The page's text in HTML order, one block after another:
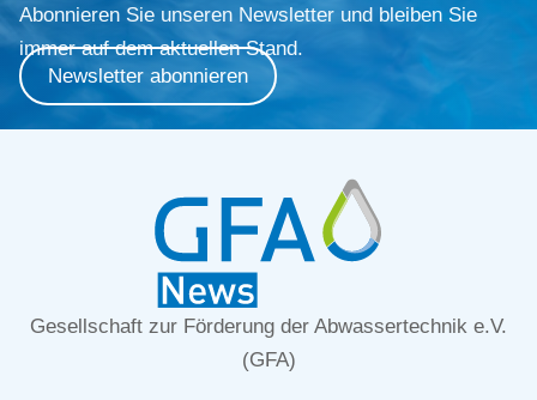
Abonnieren Sie unseren Newsletter und bleiben Sie
immer auf dem aktuellen Stand.
Newsletter abonnieren
Gesellschaft zur Förderung der Abwassertechnik e.V.
(GFA)